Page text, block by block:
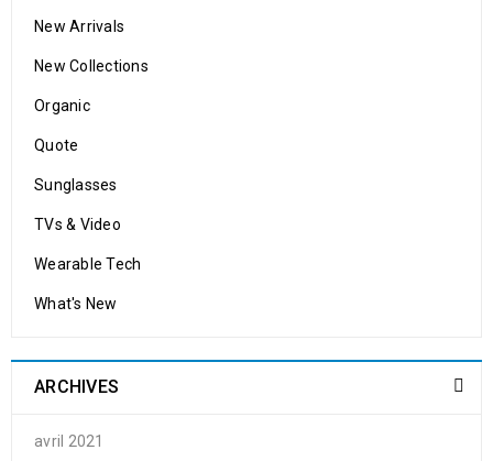
New Arrivals
New Collections
Organic
Quote
Sunglasses
TVs & Video
Wearable Tech
What's New
ARCHIVES
avril 2021